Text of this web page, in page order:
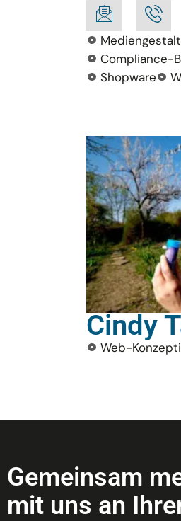
Compliance-
Shopware
Cindy
Web-
Gemeinsam
mit uns an